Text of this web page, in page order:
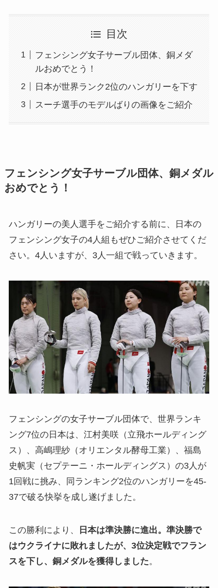
目次
フェンシング女子サーブル団体、銅メダ
ルおめでとう！
日本が世界ランク2位のハンガリーを下す
スーチ選手のモデルばりの画像をご紹介
フェンシング女子サーブル団体、銅メダル
おめでとう！
ハンガリーの美人選手をご紹介する前に、日本の
フェンシング女子の4人組もぜひご紹介させてくだ
さい。4人いますが、3人一組で戦っていきます。
フェンシングの女子サーブル団体で、世界ランキ
ング7位の日本は、江村美咲（立飛ホールディング
ス）、高嶋理紗（オリエンタル酵母工業）、福島
史帆実（セプテーニ・ホールディングス）の3人が
1回戦に挑み、同ランキング2位のハンガリーを45-
37で破る快挙を成し遂げました。
この勝利により、
日本は準決勝に進出。準決勝で
はウクライナに敗れましたが、3位決定戦でフラン
スを下し、銅メダルを獲得しました。